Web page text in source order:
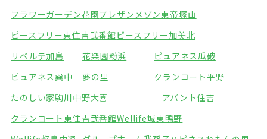
フラワーガーデン花園プレザンメゾン東帝塚山
ピースフリー東住吉弐番館ピースフリー加美北
リベルテ加島
花楽園粉浜
ピュアネス瓜破
ピュアネス巽中
夢の里
クランコート平野
たのしい家駒川中野大喜
アバント住吉
クランコート東住吉弐番館Wellife城東鴨野